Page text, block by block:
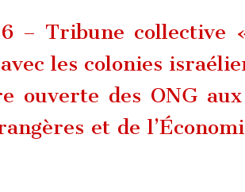
– Tribune collective
les colonies
ouverte des ONG
et de